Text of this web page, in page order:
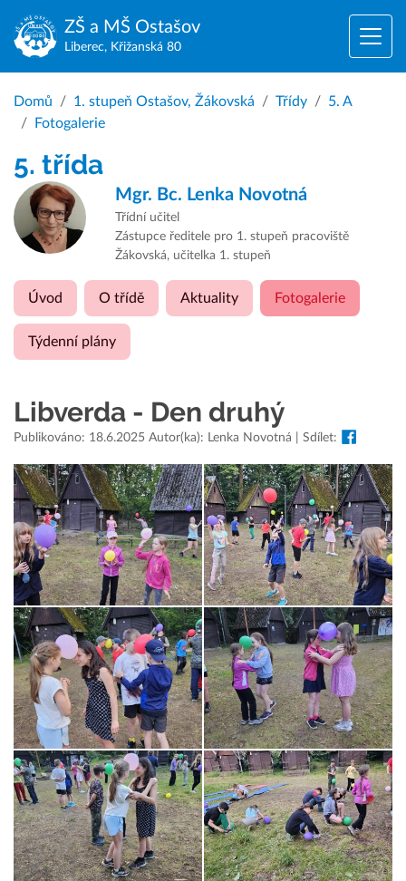
ZŠ a MŠ Ostašov
Liberec, Křižanská 80
Domů 1. stupeň Ostašov, Žákovská Třídy
5. A
Fotogalerie
5. třída
Mgr. Bc. Lenka Novotná
Třídní učitel
Zástupce ředitele pro 1. stupeň pracoviště
Žákovská, učitelka 1. stupeň
Úvod O třídě Aktuality Fotogalerie
Týdenní plány
Libverda - Den druhý
Publikováno: 18.6.2025 Autor(ka): Lenka Novotná | Sdílet: